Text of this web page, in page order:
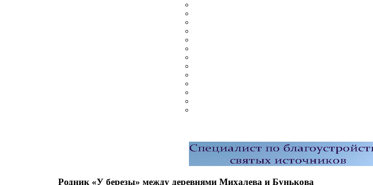
Родник «У березы» между деревнями Михалева и Бунькова